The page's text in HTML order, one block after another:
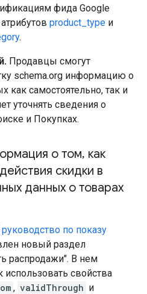
фида Google
product_type и
.
Продавцы смогут
schema.org информацию о
как самостоятельно, так и
уточнять сведения о
и Покупках.
о том, как
скидки в
данных о товарах
руководство по показу
новый раздел
распродажи". В нем
использовать свойства
, validThrough и